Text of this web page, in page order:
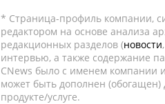
* Страница-профиль компании,
редактором на основе анализа
редакционных разделов (новости
интервью, а также содержание
CNews было с именем компании
может быть дополнен
продукте/услуге.